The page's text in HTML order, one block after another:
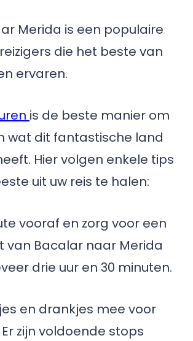
Merida is een populaire
die het beste van
ervaren.
is de beste manier om
wat dit fantastische land
Hier volgen enkele tips
uit uw reis te halen:
vooraf en zorg voor een
van Bacalar naar Merida
drie uur en 30 minuten.
en drankjes mee voor
zijn voldoende stops